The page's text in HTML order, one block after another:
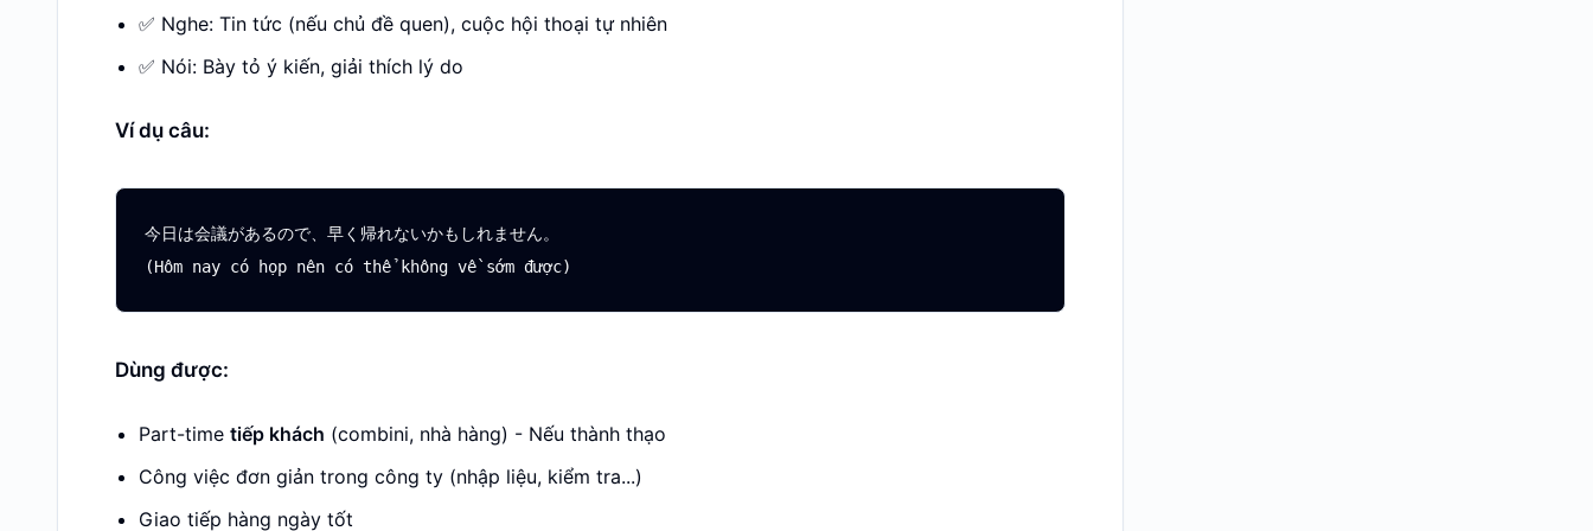
✅ Nghe: Tin tức (nếu chủ đề quen), cuộc hội thoại tự nhiên
✅ Nói: Bày tỏ ý kiến, giải thích lý do
Ví dụ câu:
今日は会議があるので、早く帰れないかもしれません。
Dùng được:
Part-time tiếp khách (combini, nhà hàng) - Nếu thành thạo
Công việc đơn giản trong công ty (nhập liệu, kiểm tra...)
Giao tiếp hàng ngày tốt